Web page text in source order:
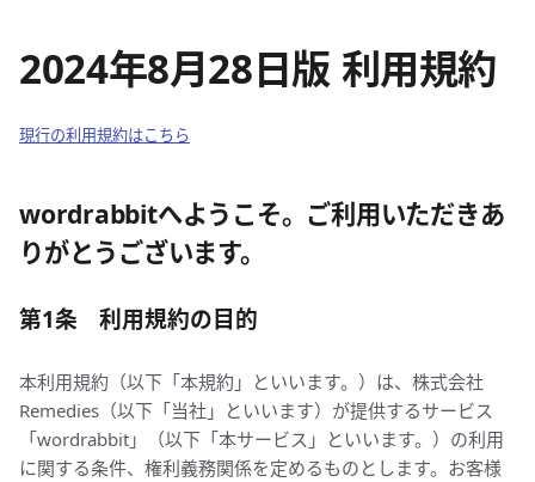
2024年8月28日版 利用規約
現行の利用規約はこちら
wordrabbitへようこそ。ご利用いただきあ
りがとうございます。
第1条 利用規約の目的
本利用規約（以下「本規約」といいます。）は、株式会社
Remedies（以下「当社」といいます）が提供するサービス
「wordrabbit」（以下「本サービス」といいます。）の利用
に関する条件、権利義務関係を定めるものとします。お客様